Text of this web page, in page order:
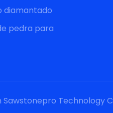
diamantado
pedra para
Technology